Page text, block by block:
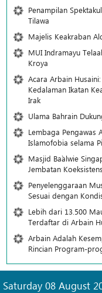
Penampilan
Tilawa
Majelis Keakraban
MUI Indramayu
Kroya
Acara Arbain
Kedalaman Ikatan
Irak
Ulama Bahrain
Lembaga Pengawas
Islamofobia selama
Masjid Ba`alwie
Jembatan
Penyelenggaraan
Sesuai dengan
Lebih dari 13.500
Terdaftar di Arbain
Arbain Adalah
Rincian Program-
Saturday 08 August